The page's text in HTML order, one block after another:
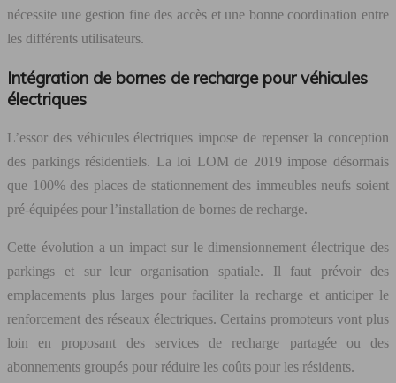
nécessite une gestion fine des accès et une bonne coordination entre
les différents utilisateurs.
Intégration de bornes de recharge pour véhicules
électriques
L’essor des véhicules électriques impose de repenser la conception
des parkings résidentiels. La loi LOM de 2019 impose désormais
que 100% des places de stationnement des immeubles neufs soient
pré-équipées pour l’installation de bornes de recharge.
Cette évolution a un impact sur le dimensionnement électrique des
parkings et sur leur organisation spatiale. Il faut prévoir des
emplacements plus larges pour faciliter la recharge et anticiper le
renforcement des réseaux électriques. Certains promoteurs vont plus
loin en proposant des services de recharge partagée ou des
abonnements groupés pour réduire les coûts pour les résidents.